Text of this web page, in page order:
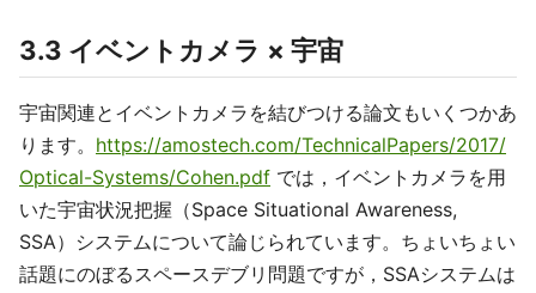
3.3 イベントカメラ × 宇宙
宇宙関連とイベントカメラを結びつける論文もいくつかあ
ります。 https://amostech.com/TechnicalPapers/2017/
Optical-Systems/Cohen.pdf では，イベントカメラを用
いた宇宙状況把握（Space Situational Awareness,
SSA）システムについて論じられています。ちょいちょい
話題にのぼるスペースデブリ問題ですが，SSAシステムは